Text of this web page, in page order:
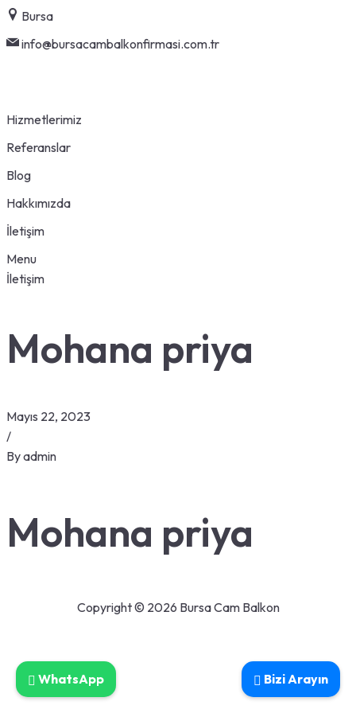
Skip
to
content
Bursa
info@bursacambalkonfirmasi.com.tr
Hizmetlerimiz
Referanslar
Blog
Hakkımızda
İletişim
Menu
İletişim
Mohana priya
Mayıs 22, 2023
/
Byadmin
Mohana priya
Copyright © 2026 Bursa Cam Balkon
Bizi Arayın
WhatsApp